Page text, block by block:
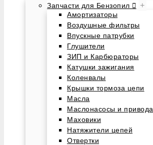
Запчасти для Бензопил +
Амортизаторы
Воздушные фильтры
Впускные патрубки
Глушители
ЗИП и Карбюраторы
Катушки зажигания
Коленвалы
Крышки тормоза цепи
Масла
Маслонасосы и привода
Маховики
Натяжители цепей
Отвертки